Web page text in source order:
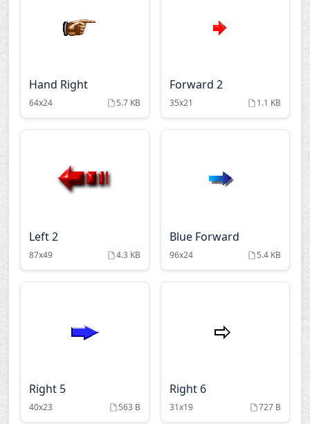
Hand Right
64x24 5.7 KB
Forward 2
35x21 1.1 KB
Left 2
87x49 4.3 KB
Blue Forward
96x24 5.4 KB
Right 5
40x23 563 B
Right 6
31x19 727 B